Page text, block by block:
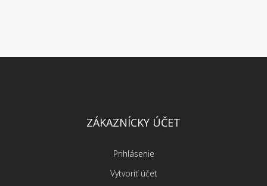
ZÁKAZNÍCKY ÚČET
Prihlásenie
Vytvoriť účet